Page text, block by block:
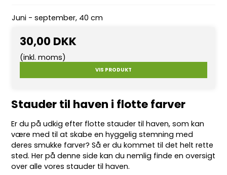
Juni - september, 40 cm
30,00 DKK
(inkl. moms)
VIS PRODUKT
Stauder til haven i flotte farver
Er du på udkig efter flottestauder til haven, som kan
være med til at skabe en hyggelig stemning med
deres smukke farver? Så er du kommet til det helt rette
sted. Her på denne side kan du nemlig finde en oversigt
over alle vores stauder til haven.